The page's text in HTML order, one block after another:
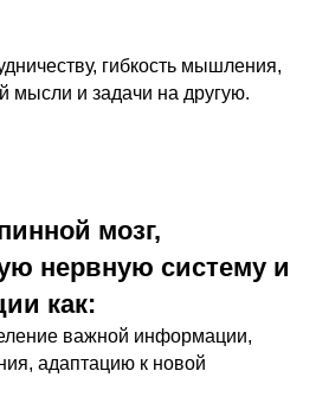
гибкость мышления,
мысли и задачи на другую.
мозг,
нервную систему и
как:
важной информации,
адаптацию к новой